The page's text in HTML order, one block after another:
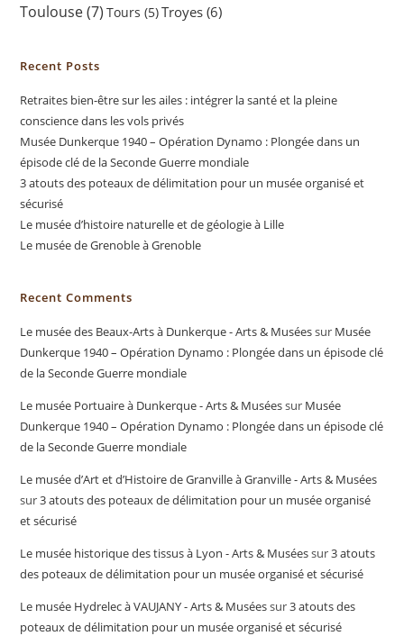
Toulouse(7) Tours (5)Troyes (6)
Recent Posts
Retraites bien-être sur les ailes : intégrer la santé et la pleine
conscience dans les vols privés
Musée Dunkerque 1940 – Opération Dynamo : Plongée dans un
épisode clé de la Seconde Guerre mondiale
3 atouts des poteaux de délimitation pour un musée organisé et
sécurisé
Le musée d’histoire naturelle et de géologie à Lille
Le musée de Grenoble à Grenoble
Recent Comments
Le musée des Beaux-Arts à Dunkerque - Arts & Muséessur Musée
Dunkerque 1940 – Opération Dynamo : Plongée dans un épisode clé
de la Seconde Guerre mondiale
Le musée Portuaire à Dunkerque - Arts & Muséessur Musée
Dunkerque 1940 – Opération Dynamo : Plongée dans un épisode clé
de la Seconde Guerre mondiale
Le musée d’Art et d’Histoire de Granville à Granville - Arts & Musées
sur3 atouts des poteaux de délimitation pour un musée organisé
et sécurisé
Le musée historique des tissus à Lyon - Arts & Muséessur3 atouts
des poteaux de délimitation pour un musée organisé et sécurisé
Le musée Hydrelec à VAUJANY - Arts & Muséessur3 atouts des
poteaux de délimitation pour un musée organisé et sécurisé